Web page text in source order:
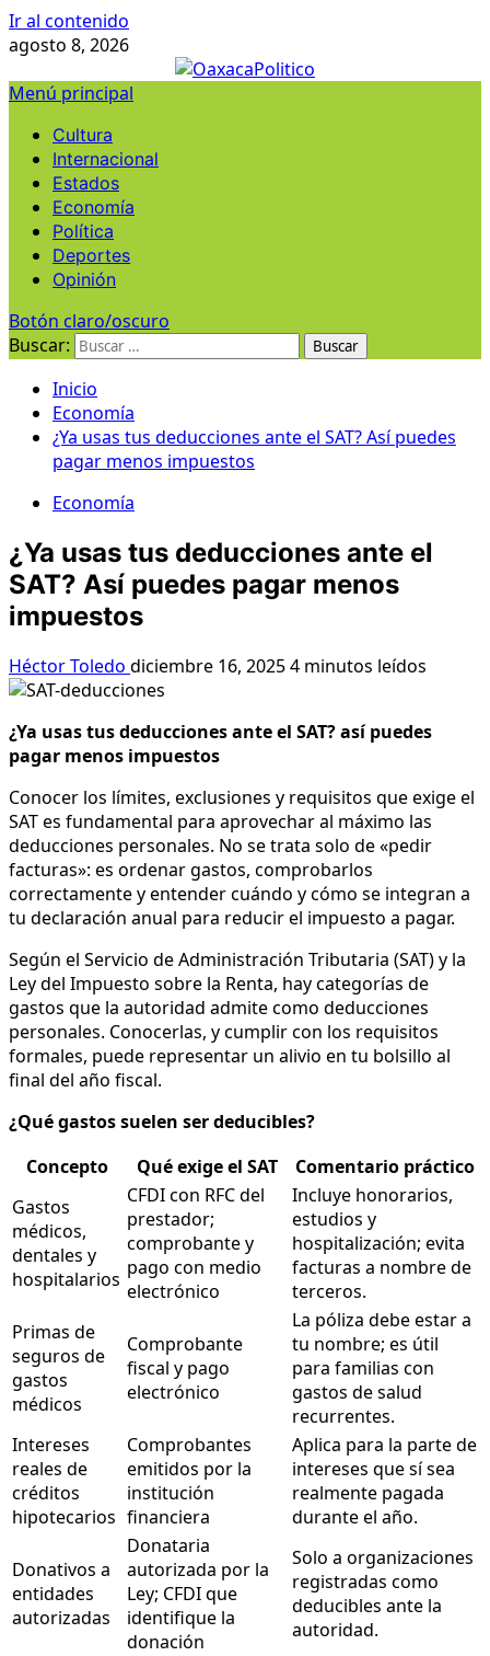
Ir al contenido
agosto 8, 2026
Menú principal
Cultura
Internacional
Estados
Economía
Política
Deportes
Opinión
Botón claro/oscuro
Buscar:
Inicio
Economía
¿Ya usas tus deducciones ante el SAT? Así puedes
pagar menos impuestos
Economía
¿Ya usas tus deducciones ante el
SAT? Así puedes pagar menos
impuestos
Héctor Toledo diciembre 16, 20254 minutos leídos
¿Ya usas tus deducciones ante el SAT? así puedes
pagar menos impuestos
Conocer los límites, exclusiones y requisitos que exige el
SAT es fundamental para aprovechar al máximo las
deducciones personales. No se trata solo de «pedir
facturas»: es ordenar gastos, comprobarlos
correctamente y entender cuándo y cómo se integran a
tu declaración anual para reducir el impuesto a pagar.
Según el Servicio de Administración Tributaria (SAT) y la
Ley del Impuesto sobre la Renta, hay categorías de
gastos que la autoridad admite como deducciones
personales. Conocerlas, y cumplir con los requisitos
formales, puede representar un alivio en tu bolsillo al
final del año fiscal.
¿Qué gastos suelen ser deducibles?
Concepto
Qué exige el SAT
Comentario práctico
Gastos
médicos,
dentales y
hospitalarios
CFDI con RFC del
prestador;
comprobante y
pago con medio
electrónico
Incluye honorarios,
estudios y
hospitalización; evita
facturas a nombre de
terceros.
Primas de
seguros de
gastos
médicos
Comprobante
fiscal y pago
electrónico
La póliza debe estar a
tu nombre; es útil
para familias con
gastos de salud
recurrentes.
Intereses
reales de
créditos
hipotecarios
Comprobantes
emitidos por la
institución
financiera
Aplica para la parte de
intereses que sí sea
realmente pagada
durante el año.
Donativos a
entidades
autorizadas
Donataria
autorizada por la
Ley; CFDI que
identifique la
donación
Solo a organizaciones
registradas como
deducibles ante la
autoridad.